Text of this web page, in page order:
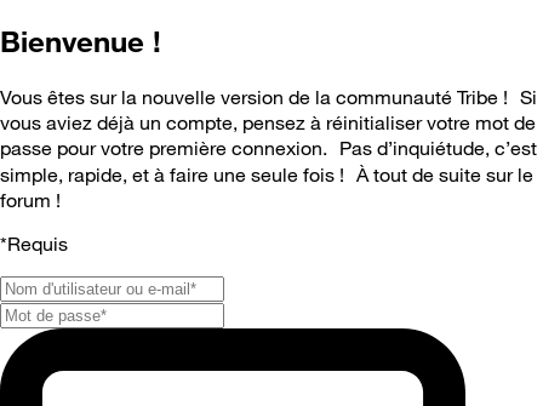
Bienvenue !
Vous êtes sur la nouvelle version de la communauté Tribe ! Si
vous aviez déjà un compte, pensez à réinitialiser votre mot de
passe pour votre première connexion. Pas d’inquiétude, c’est
simple, rapide, et à faire une seule fois ! À tout de suite sur le
forum !
*Requis